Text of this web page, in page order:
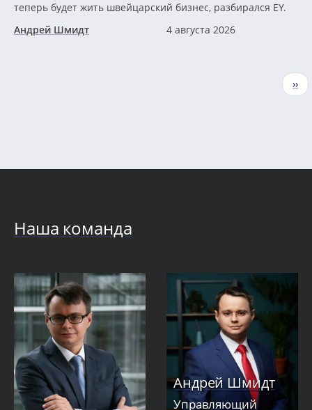
теперь будет жить швейцарский бизнес, разбирался EY.
Андрей Шмидт
4 августа 2026
››
Наша команда
Андрей Шмидт
Управляющий